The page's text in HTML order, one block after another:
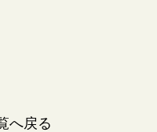
へ戻る